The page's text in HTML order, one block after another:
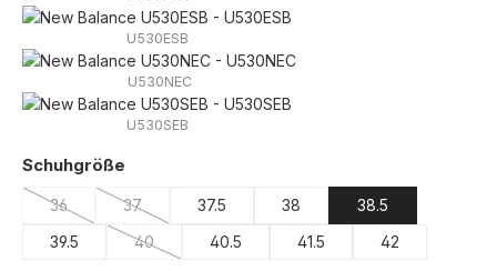
U530ESB
U530NEC
U530SEB
Schuhgröße
36
(Diese Option ist zurzeit nicht verfügbar.)
37
(Diese Option ist zurzeit nicht verfügbar.)
37.5 38
38.5
39.5
40
(Diese Option ist zurzeit nicht verfügbar.)
40.5 41.5 42